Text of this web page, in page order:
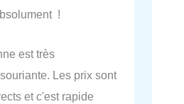
!
est très
Les prix sont
et c'est rapide